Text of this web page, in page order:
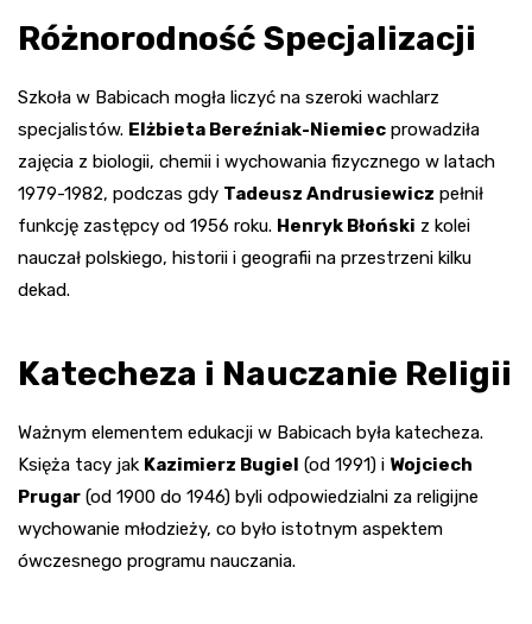
Różnorodność Specjalizacji
Szkoła w Babicach mogła liczyć na szeroki wachlarz
specjalistów. Elżbieta Bereźniak-Niemiec prowadziła
zajęcia z biologii, chemii i wychowania fizycznego w latach
1979-1982, podczas gdy Tadeusz Andrusiewicz pełnił
funkcję zastępcy od 1956 roku. Henryk Błoński z kolei
nauczał polskiego, historii i geografii na przestrzeni kilku
dekad.
Katecheza i Nauczanie Religii
Ważnym elementem edukacji w Babicach była katecheza.
Księża tacy jak Kazimierz Bugiel (od 1991) i Wojciech
Prugar (od 1900 do 1946) byli odpowiedzialni za religijne
wychowanie młodzieży, co było istotnym aspektem
ówczesnego programu nauczania.